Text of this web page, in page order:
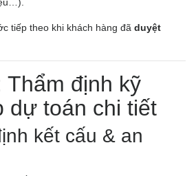
tiếp theo khi khách hàng đã duyệt
định kỹ
dự toán chi tiết
kết cấu & an